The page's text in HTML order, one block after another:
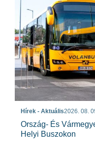
Hírek - Aktuális2026. 08.
Ország- És
Helyi Buszokon